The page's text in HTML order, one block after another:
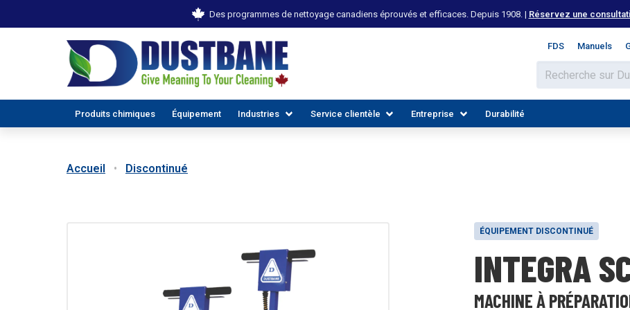
Des programmes de nettoyage canadiens éprouvés et efficaces. Depuis 1908. | Réservez une
FDS Manuels
Produits chimiques Équipement Industries
TOUTES LES INDUSTRIES
Service clientèle
DÉCOUVREZ LES RESSOURCES
Entreprise
REJOIGNEZ NOTRE ÉQUIPE
Durabilité
Accueil Discontinué
ÉQUIPEMENT DISCONTINUÉ
INTEGRA
MACHINE À